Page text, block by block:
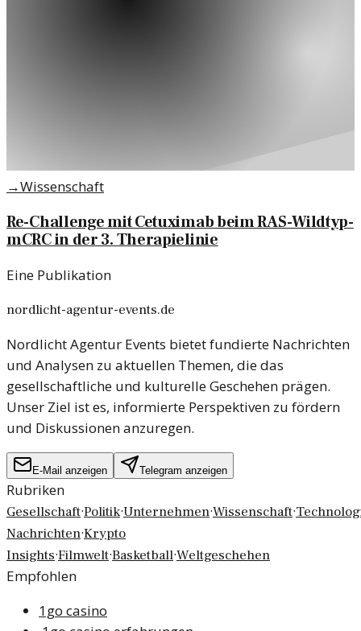
→Wissenschaft
Re-Challenge mit Cetuximab beim RAS-Wildtyp-
mCRC in der 3. Therapielinie
Eine Publikation
nordlicht-agentur-events.de
Nordlicht Agentur Events bietet fundierte Nachrichten
und Analysen zu aktuellen Themen, die das
gesellschaftliche und kulturelle Geschehen prägen.
Unser Ziel ist es, informierte Perspektiven zu fördern
und Diskussionen anzuregen.
E-Mail anzeigen Telegram anzeigen
Rubriken
Gesellschaft·Politik·Unternehmen·Wissenschaft·
Nachrichten·Krypto
Insights·Filmwelt·Basketball·Weltgeschehen
Empfohlen
1go casino